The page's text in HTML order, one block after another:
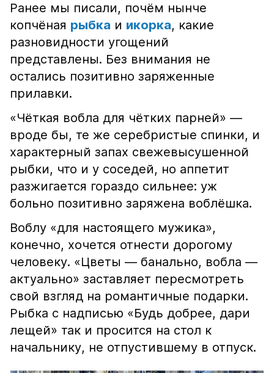
Ранее мы писали, почём нынче
копчёная рыбка и икорка, какие
разновидности угощений
представлены. Без внимания не
остались позитивно заряженные
прилавки.
«Чёткая вобла для чётких парней» —
вроде бы, те же серебристые спинки, и
характерный запах свежевысушенной
рыбки, что и у соседей, но аппетит
разжигается гораздо сильнее: уж
больно позитивно заряжена воблёшка.
Воблу «для настоящего мужика»,
конечно, хочется отнести дорогому
человеку. «Цветы — банально, вобла —
актуально» заставляет пересмотреть
свой взгляд на романтичные подарки.
Рыбка с надписью «Будь добрее, дари
лещей» так и просится на стол к
начальнику, не отпустившему в отпуск.